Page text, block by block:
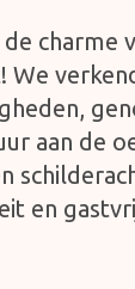
charme
We
aan de
en